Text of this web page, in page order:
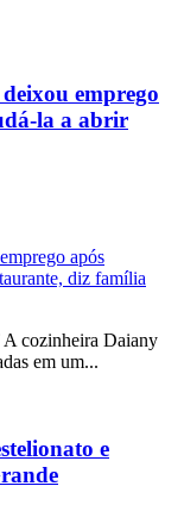
emprego
la a abrir
cozinheira Daiany
em um...
e